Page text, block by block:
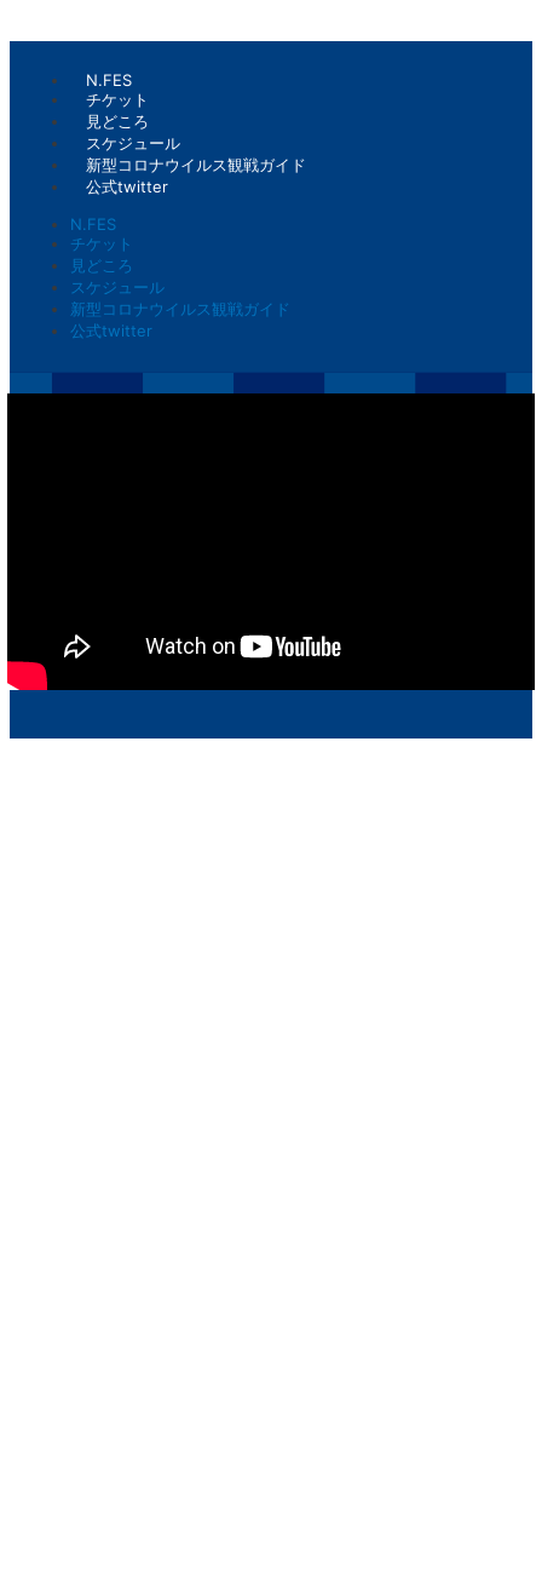
N.FES
チケット
見どころ
スケジュール
新型コロナウイルス観戦ガイド
公式twitter
N.FES
チケット
見どころ
スケジュール
新型コロナウイルス観戦ガイド
公式twitter